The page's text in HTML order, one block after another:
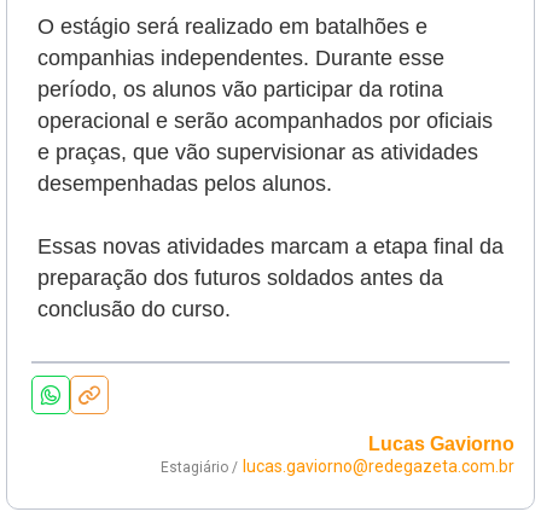
O estágio será realizado em batalhões e
companhias independentes. Durante esse
período, os alunos vão participar da rotina
operacional e serão acompanhados por oficiais
e praças, que vão supervisionar as atividades
desempenhadas pelos alunos.
Essas novas atividades marcam a etapa final da
preparação dos futuros soldados antes da
conclusão do curso.
Lucas Gaviorno
Estagiário / lucas.gaviorno@redegazeta.com.br